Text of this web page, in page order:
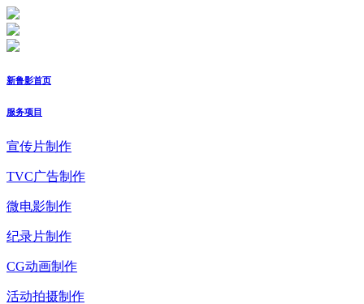
新鲁影首页
服务项目
宣传片制作
TVC广告制作
微电影制作
纪录片制作
CG动画制作
活动拍摄制作